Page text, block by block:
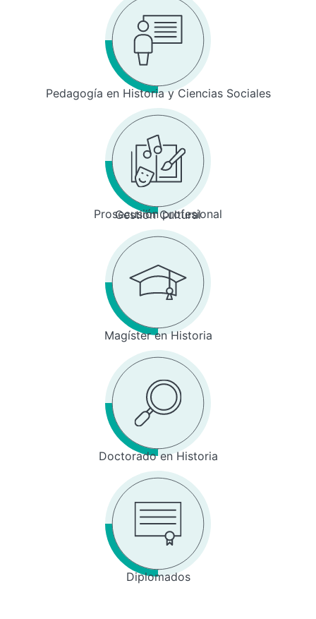
Pedagogía en Historia y Ciencias Sociales
Prosecusión profesional
Gestión Cultural
Magíster en Historia
Doctorado en Historia
Diplomados